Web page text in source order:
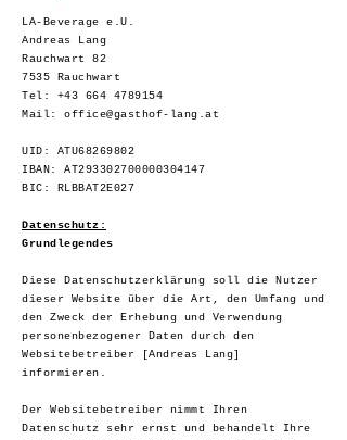
LA-Beverage e.U.
Andreas Lang
Rauchwart 82
7535 Rauchwart
Tel: +43 664 4789154
Mail: office@gasthof-lang.at
UID: ATU68269802
IBAN: AT293302700000304147
BIC: RLBBAT2E027
Datenschutz:
Grundlegendes
Diese Datenschutzerklärung soll die Nutzer
dieser Website über die Art, den Umfang und
den Zweck der Erhebung und Verwendung
personenbezogener Daten durch den
Websitebetreiber [Andreas Lang]
informieren.
Der Websitebetreiber nimmt Ihren
Datenschutz sehr ernst und behandelt Ihre